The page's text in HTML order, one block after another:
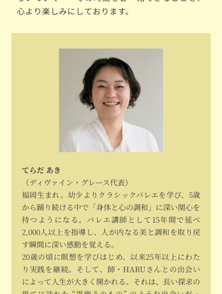
心より楽しみにしております。
てらだ あき
（ディヴァイン・グレース代表）
福岡生まれ。幼少よりクラシックバレエを学び、5歳
から踊り続ける中で「身体と心の調和」に深い関心を
持つようになる。バレエ講師として15年間で延べ
2,000人以上を指導し、人が内なる美と調和を取り戻
す瞬間に深い感動を覚える。
20歳の頃に瞑想を学びはじめ、以来25年以上にわた
り実践を継続。そして、師・HARUさんとの出会い
によって人生が大きく開かれる。それは、長い探求の